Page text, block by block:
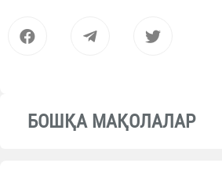
БОШҚА МАҚОЛАЛАР